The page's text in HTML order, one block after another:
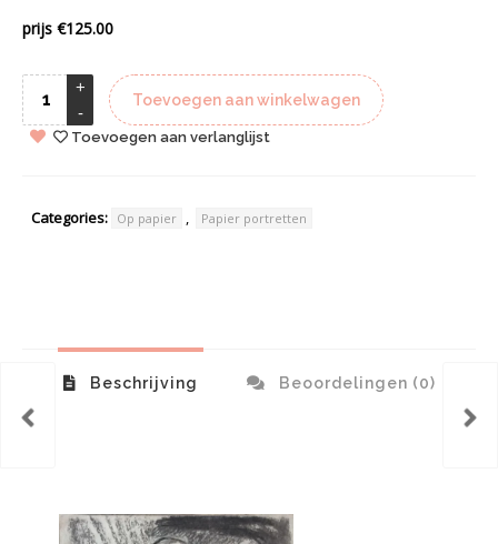
prijs €125.00
Toevoegen aan winkelwagen
Toevoegen aan verlanglijst
Categories: Op papier , Papier portretten
Beschrijving Beoordelingen (0)